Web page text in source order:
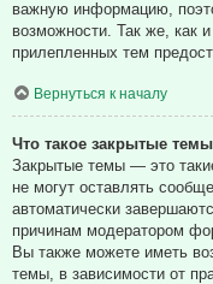
важную информацию,
возможности. Так же, как
прилепленных тем
Вернуться к началу
Что такое закрытые
Закрытые темы — это
не могут оставлять
автоматически
причинам модератором
Вы также можете иметь
темы, в зависимости от